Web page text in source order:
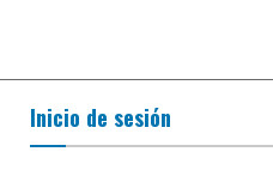
Inicio de sesión